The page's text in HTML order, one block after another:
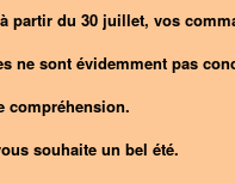
partir du 30 juillet, vos
ne sont évidemment pas
compréhension.
souhaite un bel été.